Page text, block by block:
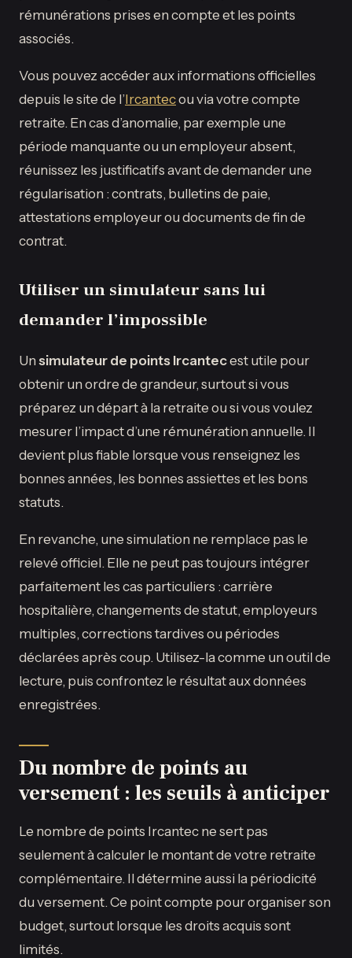
rémunérations prises en compte et les points
associés.
Vous pouvez accéder aux informations officielles
depuis le site de l’Ircantecou via votre compte
retraite. En cas d’anomalie, par exemple une
période manquante ou un employeur absent,
réunissez les justificatifs avant de demander une
régularisation : contrats, bulletins de paie,
attestations employeur ou documents de fin de
contrat.
Utiliser un simulateur sans lui
demander l’impossible
Unsimulateur de points Ircantecest utile pour
obtenir un ordre de grandeur, surtout si vous
préparez un départ à la retraite ou si vous voulez
mesurer l’impact d’une rémunération annuelle. Il
devient plus fiable lorsque vous renseignez les
bonnes années, les bonnes assiettes et les bons
statuts.
En revanche, une simulation ne remplace pas le
relevé officiel. Elle ne peut pas toujours intégrer
parfaitement les cas particuliers : carrière
hospitalière, changements de statut, employeurs
multiples, corrections tardives ou périodes
déclarées après coup. Utilisez-la comme un outil de
lecture, puis confrontez le résultat aux données
enregistrées.
Du nombre de points au
versement : les seuils à anticiper
Le nombre de points Ircantec ne sert pas
seulement à calculer le montant de votre retraite
complémentaire. Il détermine aussi la périodicité
du versement. Ce point compte pour organiser son
budget, surtout lorsque les droits acquis sont
limités.